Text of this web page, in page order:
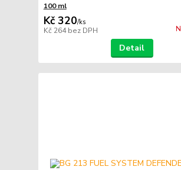
100 ml
Kč 320/ks
Kč 264bez DPH
Detail